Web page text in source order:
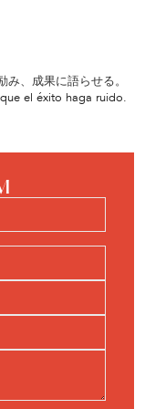
み、成果に語らせる。
el éxito haga ruido.